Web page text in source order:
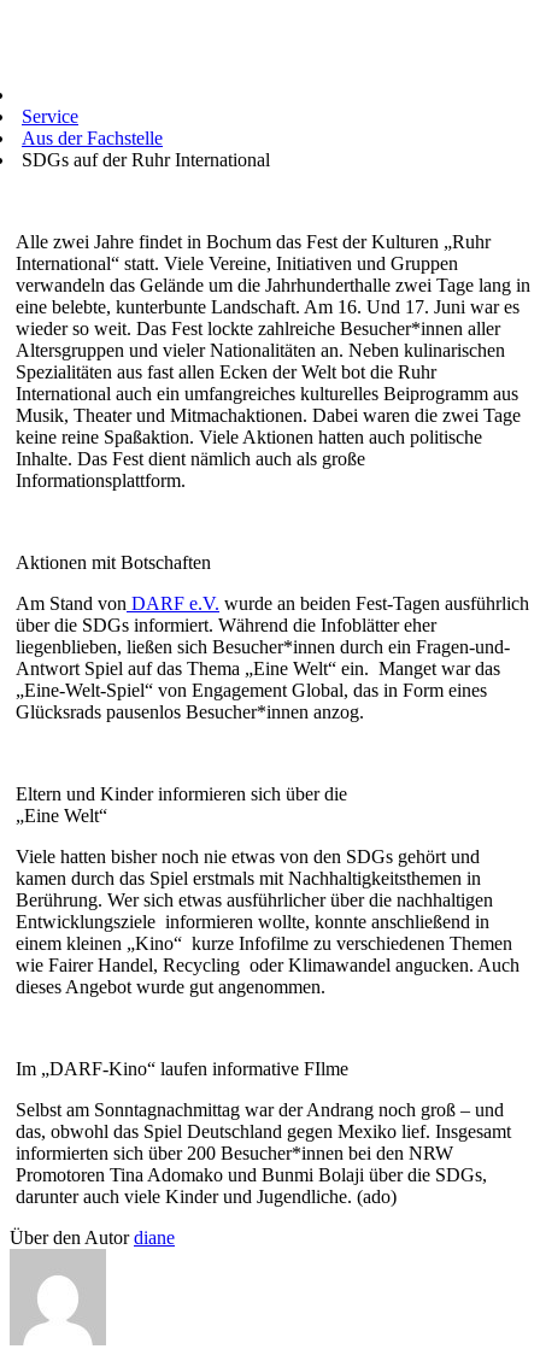
Service
Aus der Fachstelle
SDGs auf der Ruhr International
Alle zwei Jahre findet in Bochum das Fest der Kulturen „Ruhr
International“ statt. Viele Vereine, Initiativen und Gruppen
verwandeln das Gelände um die Jahrhunderthalle zwei Tage lang in
eine belebte, kunterbunte Landschaft. Am 16. Und 17. Juni war es
wieder so weit. Das Fest lockte zahlreiche Besucher*innen aller
Altersgruppen und vieler Nationalitäten an. Neben kulinarischen
Spezialitäten aus fast allen Ecken der Welt bot die Ruhr
International auch ein umfangreiches kulturelles Beiprogramm aus
Musik, Theater und Mitmachaktionen. Dabei waren die zwei Tage
keine reine Spaßaktion. Viele Aktionen hatten auch politische
Inhalte. Das Fest dient nämlich auch als große
Informationsplattform.
Aktionen mit Botschaften
Am Stand von DARF e.V. wurde an beiden Fest-Tagen ausführlich
über die SDGs informiert. Während die Infoblätter eher
liegenblieben, ließen sich Besucher*innen durch ein Fragen-und-
Antwort Spiel auf das Thema „Eine Welt“ ein. Manget war das
„Eine-Welt-Spiel“ von Engagement Global, das in Form eines
Glücksrads pausenlos Besucher*innen anzog.
Eltern und Kinder informieren sich über die
„Eine Welt“
Viele hatten bisher noch nie etwas von den SDGs gehört und
kamen durch das Spiel erstmals mit Nachhaltigkeitsthemen in
Berührung. Wer sich etwas ausführlicher über die nachhaltigen
Entwicklungsziele informieren wollte, konnte anschließend in
einem kleinen „Kino“ kurze Infofilme zu verschiedenen Themen
wie Fairer Handel, Recycling oder Klimawandel angucken. Auch
dieses Angebot wurde gut angenommen.
Im „DARF-Kino“ laufen informative FIlme
Selbst am Sonntagnachmittag war der Andrang noch groß – und
das, obwohl das Spiel Deutschland gegen Mexiko lief. Insgesamt
informierten sich über 200 Besucher*innen bei den NRW
Promotoren Tina Adomako und Bunmi Bolaji über die SDGs,
darunter auch viele Kinder und Jugendliche. (ado)
Über den Autordiane